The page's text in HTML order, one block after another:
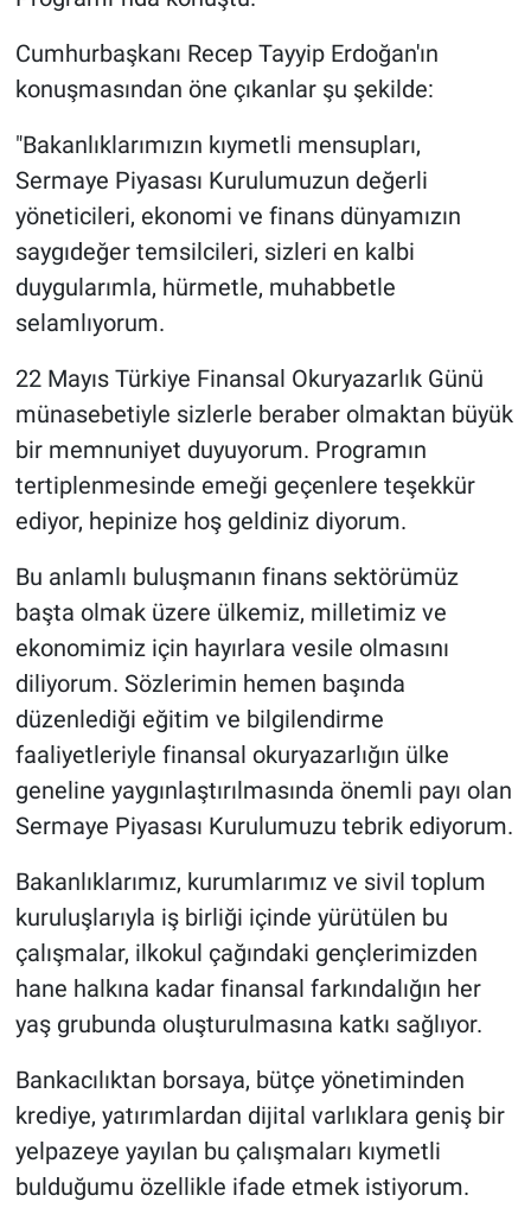
Cumhurbaşkanı Recep Tayyip Erdoğan'ın
konuşmasından öne çıkanlar şu şekilde:
"Bakanlıklarımızın kıymetli mensupları,
Sermaye Piyasası Kurulumuzun değerli
yöneticileri, ekonomi ve finans dünyamızın
saygıdeğer temsilcileri, sizleri en kalbi
duygularımla, hürmetle, muhabbetle
selamlıyorum.
22 Mayıs Türkiye Finansal Okuryazarlık Günü
münasebetiyle sizlerle beraber olmaktan büyük
bir memnuniyet duyuyorum. Programın
tertiplenmesinde emeği geçenlere teşekkür
ediyor, hepinize hoş geldiniz diyorum.
Bu anlamlı buluşmanın finans sektörümüz
başta olmak üzere ülkemiz, milletimiz ve
ekonomimiz için hayırlara vesile olmasını
diliyorum. Sözlerimin hemen başında
düzenlediği eğitim ve bilgilendirme
faaliyetleriyle finansal okuryazarlığın ülke
geneline yaygınlaştırılmasında önemli payı olan
Sermaye Piyasası Kurulumuzu tebrik ediyorum.
Bakanlıklarımız, kurumlarımız ve sivil toplum
kuruluşlarıyla iş birliği içinde yürütülen bu
çalışmalar, ilkokul çağındaki gençlerimizden
hane halkına kadar finansal farkındalığın her
yaş grubunda oluşturulmasına katkı sağlıyor.
Bankacılıktan borsaya, bütçe yönetiminden
krediye, yatırımlardan dijital varlıklara geniş bir
yelpazeye yayılan bu çalışmaları kıymetli
bulduğumu özellikle ifade etmek istiyorum.